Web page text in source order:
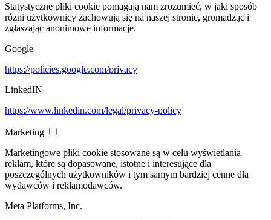
Statystyczne pliki cookie pomagają nam zrozumieć, w jaki sposób
różni użytkownicy zachowują się na naszej stronie, gromadząc i
zgłaszając anonimowe informacje.
Google
https://policies.google.com/privacy
LinkedIN
https://www.linkedin.com/legal/privacy-policy
Marketing
Marketingowe pliki cookie stosowane są w celu wyświetlania
reklam, które są dopasowane, istotne i interesujące dla
poszczególnych użytkowników i tym samym bardziej cenne dla
wydawców i reklamodawców.
Meta Platforms, Inc.